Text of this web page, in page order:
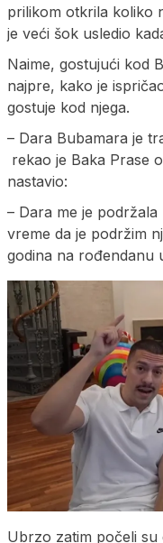
prilikom otkrila koliko
je veći šok usledio
Naime, gostujući kod
najpre, kako je
gostuje kod njega.
– Dara Bubamara je
rekao je Baka Prase
nastavio:
– Dara me je podržala
vreme da je podržim
godina na rođendanu
Ubrzo zatim počeli su